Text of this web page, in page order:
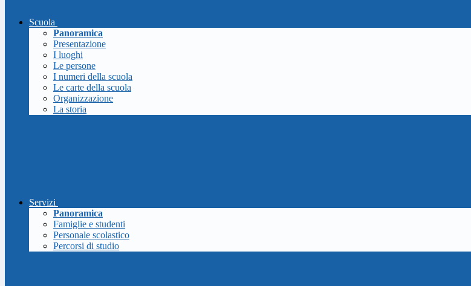
Scuola
Panoramica
Presentazione
I luoghi
Le persone
I numeri della scuola
Le carte della scuola
Organizzazione
La storia
Servizi
Panoramica
Famiglie e studenti
Personale scolastico
Percorsi di studio